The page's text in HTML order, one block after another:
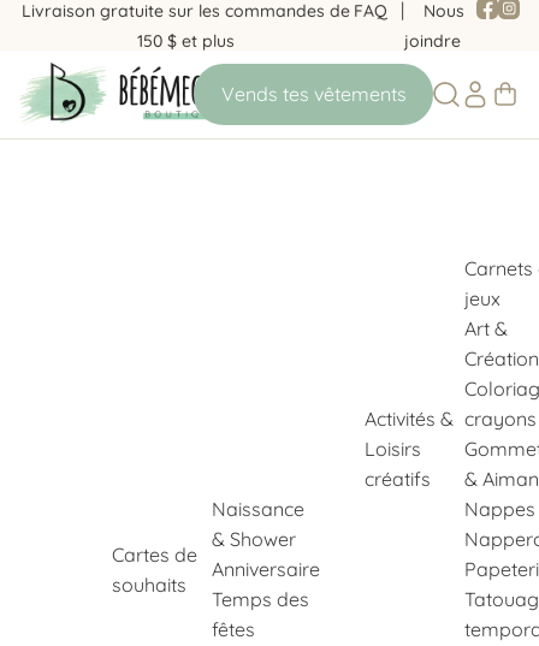
Livraison gratuite sur les commandes de
150 $ et plus
FAQ
Nous
joindre
Cartes de
souhaits
Naissance
& Shower
Anniversaire
Temps des
fêtes
Activités &
Loisirs
créatifs
Carnets
jeux
Art &
Création
crayons
&
Nappes